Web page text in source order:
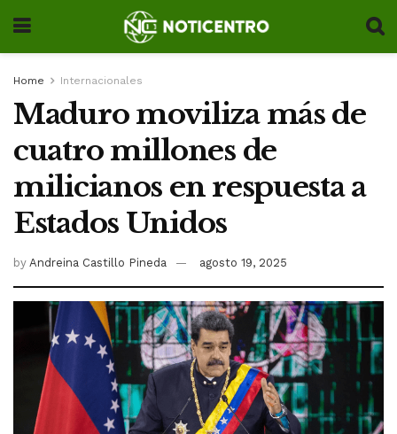
Home Internacionales
Maduro moviliza más de
cuatro millones de
milicianos en respuesta a
Estados Unidos
by Andreina Castillo Pineda agosto 19, 2025